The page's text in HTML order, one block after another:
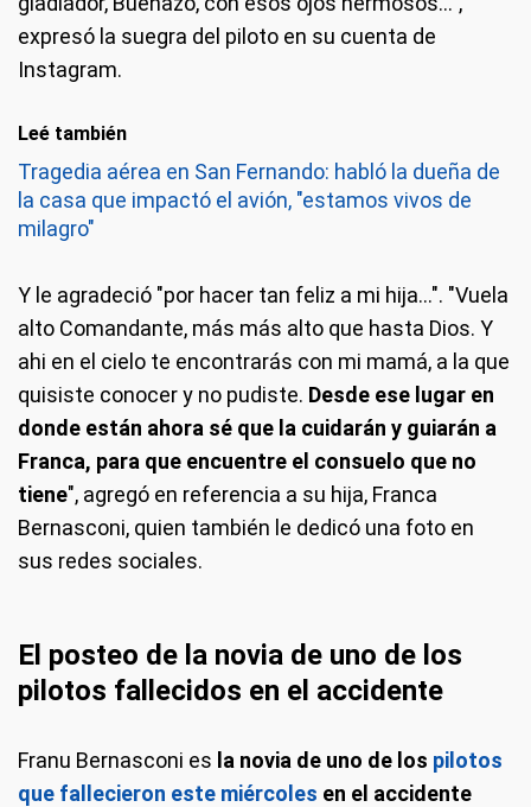
expresó la suegra del piloto en su cuenta de
Instagram.
Leé también
Tragedia aérea en San Fernando: habló la dueña de
la casa que impactó el avión, "estamos vivos de
milagro"
Y le agradeció "por hacer tan feliz a mi hija...". "Vuela
alto Comandante, más más alto que hasta Dios. Y
ahi en el cielo te encontrarás con mi mamá, a la que
quisiste conocer y no pudiste. Desde ese lugar en
donde están ahora sé que la cuidarán y guiarán a
Franca, para que encuentre el consuelo que no
tiene", agregó en referencia a su hija, Franca
Bernasconi, quien también le dedicó una foto en
sus redes sociales.
El posteo de la novia de uno de los
pilotos fallecidos en el accidente
Franu Bernasconi es la novia de uno de los pilotos
que fallecieron este miércoles en el accidente